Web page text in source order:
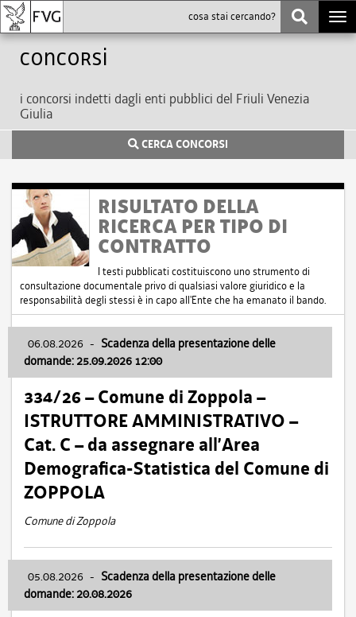
Concorsi
i concorsi indetti dagli enti pubblici del Friuli Venezia
Giulia
CERCA CONCORSI
RISULTATO DELLA
RICERCA PER TIPO DI
CONTRATTO
I testi pubblicati costituiscono uno strumento di
consultazione documentale privo di qualsiasi valore giuridico e la
responsabilità degli stessi è in capo all'Ente che ha emanato il bando.
06.08.2026 - Scadenza della presentazione delle
domande: 25.09.2026 12:00
334/26 – Comune di Zoppola –
ISTRUTTORE AMMINISTRATIVO –
Cat. C – da assegnare all’Area
Demografica-Statistica del Comune di
ZOPPOLA
Comune di Zoppola
05.08.2026 - Scadenza della presentazione delle
domande: 20.08.2026